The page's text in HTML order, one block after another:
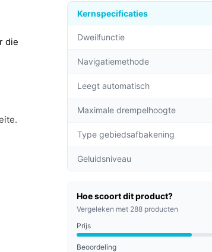
die
wat
Kernspecificaties
Dweilfunctie
Navigatiemethode
Leegt automatisch
Maximale drempelhoogte
Type gebiedsafbakening
Geluidsniveau
Hoe scoort dit product?
Vergeleken met 288 producten
Prijs
Beoordeling